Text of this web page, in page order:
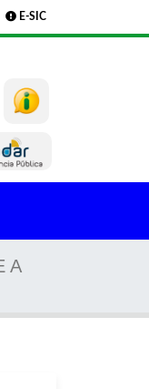
E-SIC
A